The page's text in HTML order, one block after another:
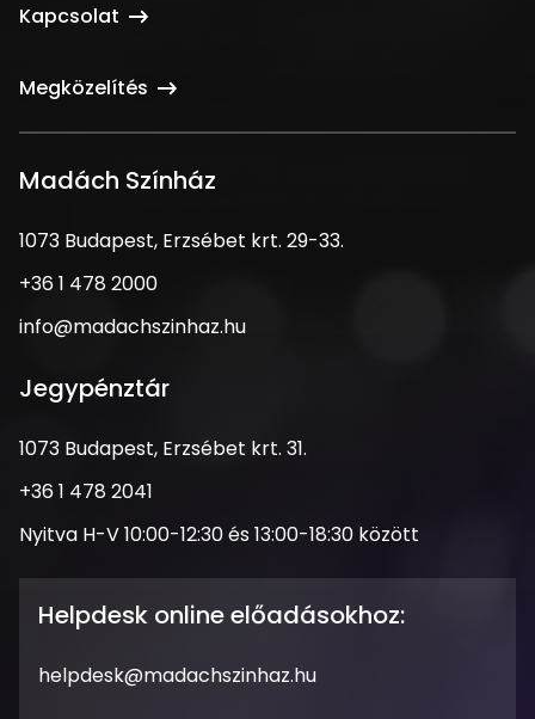
Kapcsolat
Megközelítés
Madách Színház
1073
Erzsébet
krt.
33.
1073 Budapest, Erzsébet krt. 29-33.
Telefonszám
+36 1 478 2000
Email
info@madachszinhaz.hu
Jegypénztár
Cím
1073 Budapest, Erzsébet krt. 31.
Telefonszám
+36 1 478 2041
Nyitva
Nyitva H-V 10:00-12:30 és 13:00-18:30 között
Helpdesk online előadásokhoz:
Email
helpdesk@madachszinhaz.hu